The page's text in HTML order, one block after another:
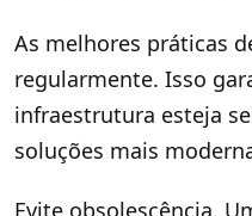
As melhores práticas
regularmente. Isso
infraestrutura esteja
soluções mais